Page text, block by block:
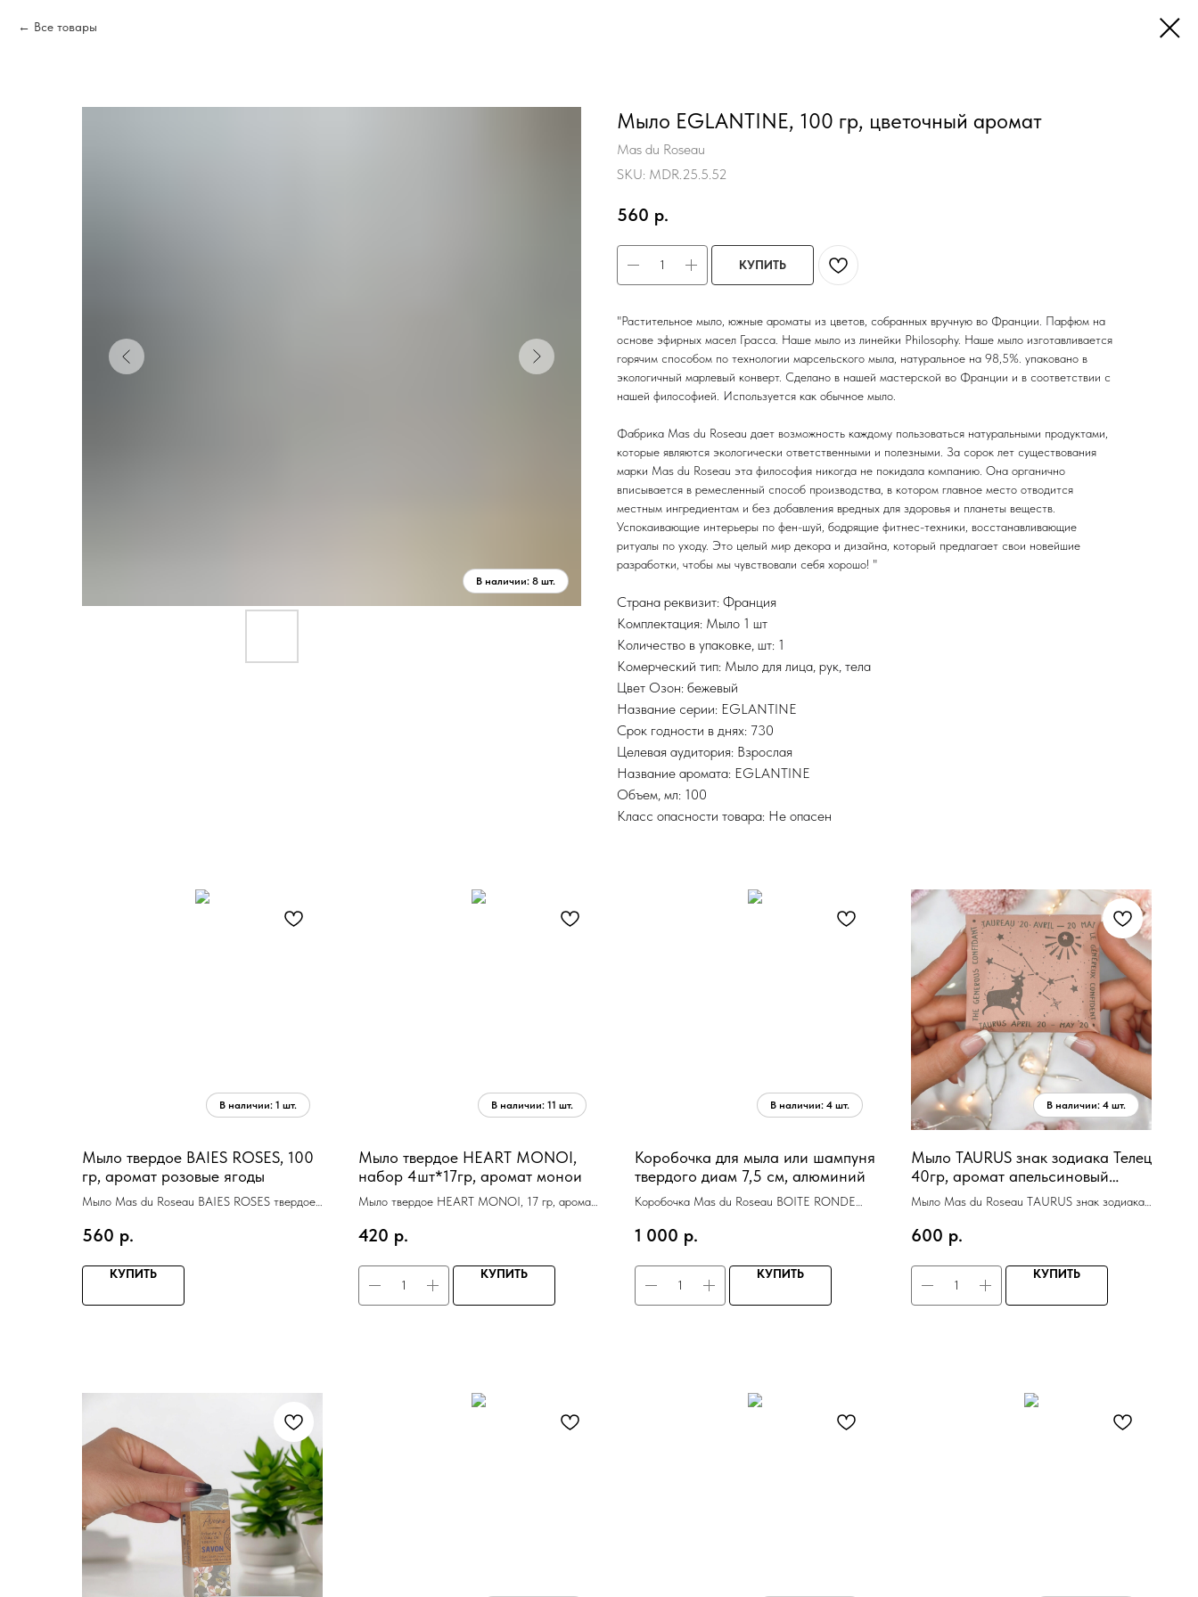
Все товары
Мыло EGLANTINE, 100 гр, цветочный аромат
Mas du Roseau
SKU: MDR.25.5.52
560 р.
КУПИТЬ
"Растительное мыло, южные ароматы из цветов, собранных вручную во Франции. Парфюм на
основе эфирных масел Грасса. Наше мыло из линейки Philosophy. Наше мыло изготавливается
горячим способом по технологии марсельского мыла, натуральное на 98,5%. упаковано в
экологичный марлевый конверт. Сделано в нашей мастерской во Франции и в соответствии с
нашей философией. Используется как обычное мыло.
Фабрика Mas du Roseau дает возможность каждому пользоваться натуральными продуктами,
которые являются экологически ответственными и полезными. За сорок лет существования
марки Mas du Roseau эта философия никогда не покидала компанию. Она органично
вписывается в ремесленный способ производства, в котором главное место отводится
местным ингредиентам и без добавления вредных для здоровья и планеты веществ.
Успокаивающие интерьеры по фен-шуй, бодрящие фитнес-техники, восстанавливающие
ритуалы по уходу. Это целый мир декора и дизайна, который предлагает свои новейшие
разработки, чтобы мы чувствовали себя хорошо! "
Страна реквизит: Франция
Комплектация: Мыло 1 шт
Количество в упаковке, шт: 1
Комерческий тип: Мыло для лица, рук, тела
Цвет Озон: бежевый
Название серии: EGLANTINE
Срок годности в днях: 730
Целевая аудитория: Взрослая
Название аромата: EGLANTINE
Объем, мл: 100
Класс опасности товара: Не опасен
Мыло твердое BAIES ROSES, 100
гр, аромат розовые ягоды
Мыло Mas du Roseau BAIES ROSES твердое
560 р.
КУПИТЬ
Мыло твердое HEART MONOI,
набор 4шт*17гр, аромат монои
Мыло твердое HEART MONOI, 17 гр, аромат
420 р.
КУПИТЬ
Коробочка для мыла или шампуня
твердого диам 7,5 см, алюминий
Коробочка Mas du Roseau BOITE RONDE
алюминий
1 000 р.
КУПИТЬ
Мыло TAURUS знак зодиака Телец
40гр, аромат апельсиновый
цветок
Мыло Mas du Roseau TAURUS знак зодиака
600 р.
КУПИТЬ